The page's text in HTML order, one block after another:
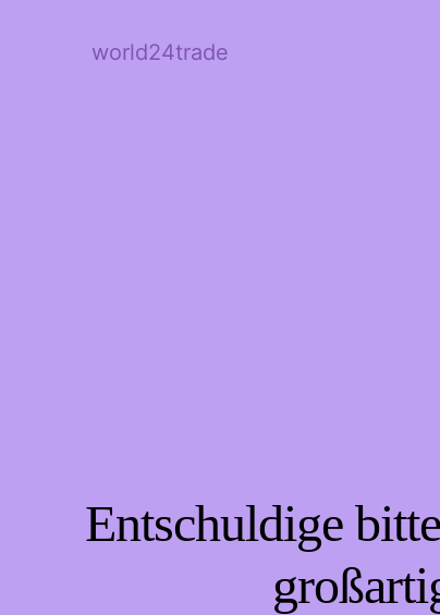
world24trade
Entschuldige